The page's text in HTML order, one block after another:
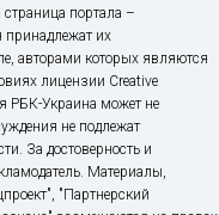
портала –
их
авторами которых являются
лицензии Creative
РБК-Украина может не
не подлежат
За достоверность и
Материалы,
"Партнерский